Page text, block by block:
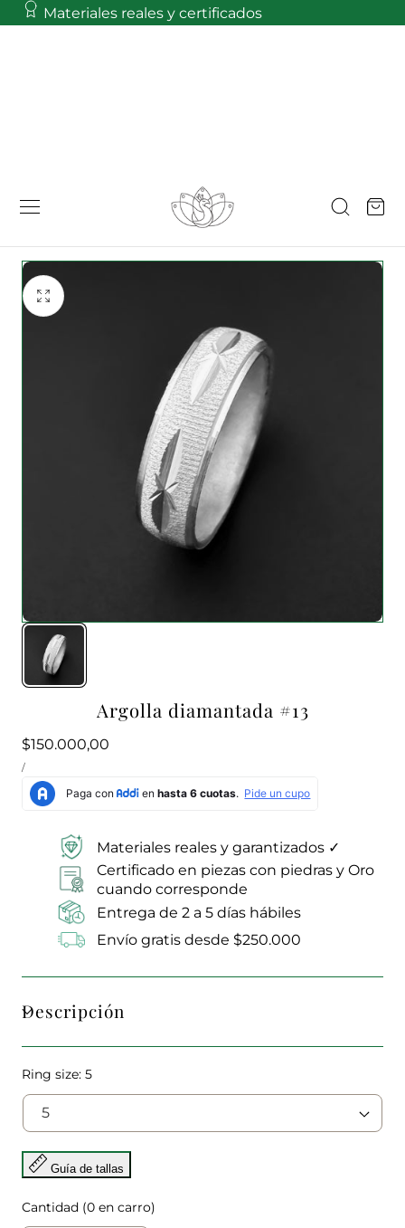
CONTENIDO
Materiales reales y certificados
Carro
Argolla diamantada #13
Precio
habitual
$150.000,00
PRECIO
UNITARIO
/POR
Materiales reales y garantizados ✓
Certificado en piezas con piedras y Oro
cuando corresponde
Entrega de 2 a 5 días hábiles
Envío gratis desde $250.000
Descripción
Ring size: 5
Guía de tallas
Cantidad (0 en carro)